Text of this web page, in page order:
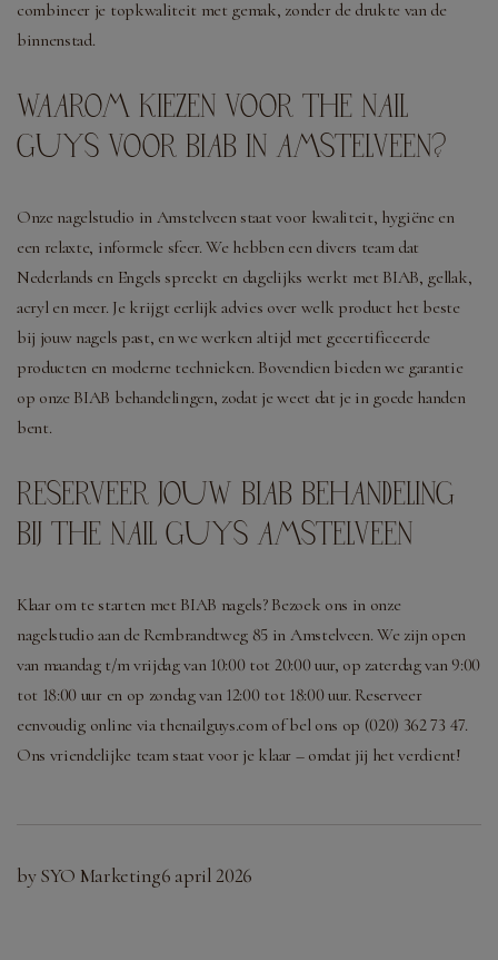
combineer je topkwaliteit met gemak, zonder de drukte van de
binnenstad.
WAAROM KIEZEN VOOR THE NAIL
GUYS VOOR BIAB IN AMSTELVEEN?
Onze nagelstudio in Amstelveen staat voor kwaliteit, hygiëne en
een relaxte, informele sfeer. We hebben een divers team dat
Nederlands en Engels spreekt en dagelijks werkt met BIAB, gellak,
acryl en meer. Je krijgt eerlijk advies over welk product het beste
bij jouw nagels past, en we werken altijd met gecertificeerde
producten en moderne technieken. Bovendien bieden we garantie
op onze BIAB behandelingen, zodat je weet dat je in goede handen
bent.
RESERVEER JOUW BIAB BEHANDELING
BIJ THE NAIL GUYS AMSTELVEEN
Klaar om te starten met BIAB nagels? Bezoek ons in onze
nagelstudio aan de Rembrandtweg 85 in Amstelveen. We zijn open
van maandag t/m vrijdag van 10:00 tot 20:00 uur, op zaterdag van 9:00
tot 18:00 uur en op zondag van 12:00 tot 18:00 uur. Reserveer
eenvoudig online via thenailguys.com of bel ons op (020) 362 73 47.
Ons vriendelijke team staat voor je klaar – omdat jij het verdient!
by SYO Marketing6 april 2026